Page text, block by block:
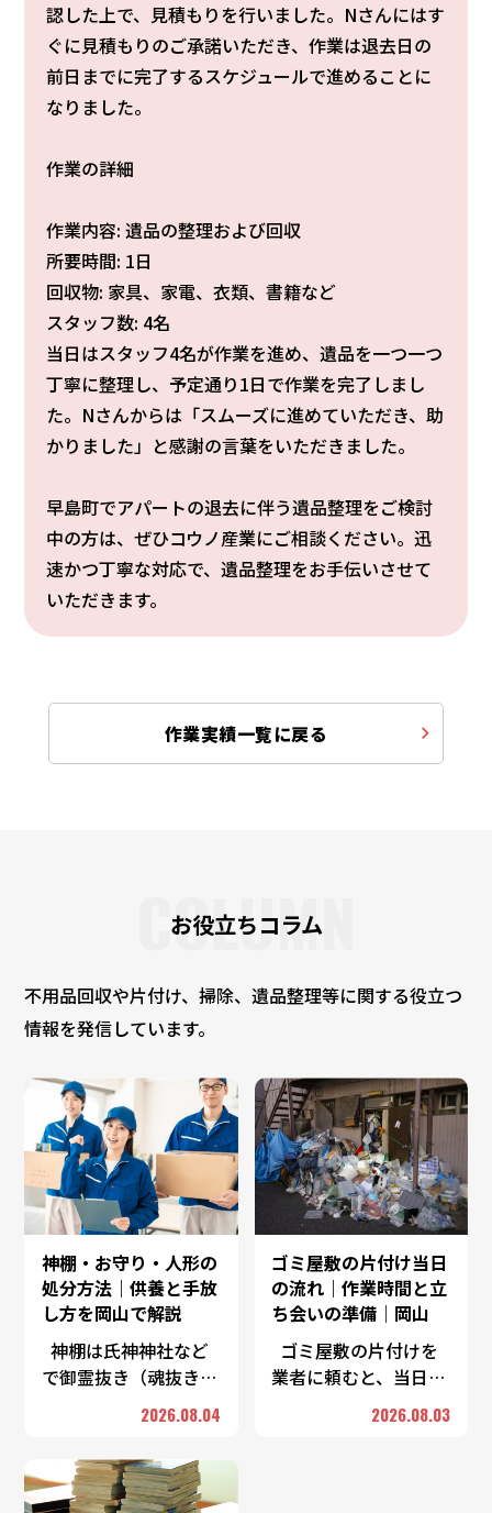
認した上で、見積もりを行いました。Nさんにはす
ぐに見積もりのご承諾いただき、作業は退去日の
前日までに完了するスケジュールで進めることに
なりました。
作業の詳細
作業内容: 遺品の整理および回収
所要時間: 1日
回収物: 家具、家電、衣類、書籍など
スタッフ数: 4名
当日はスタッフ4名が作業を進め、遺品を一つ一つ
丁寧に整理し、予定通り1日で作業を完了しまし
た。Nさんからは「スムーズに進めていただき、助
かりました」と感謝の言葉をいただきました。
早島町でアパートの退去に伴う遺品整理をご検討
中の方は、ぜひコウノ産業にご相談ください。迅
速かつ丁寧な対応で、遺品整理をお手伝いさせて
いただきます。
作業実績一覧に戻る
COLUMN
お役立ちコラム
不用品回収や片付け、掃除、遺品整理等に関する役立つ
情報を発信しています。
神棚・お守り・人形の
処分方法｜供養と手放
し方を岡山で解説
神棚は氏神神社など
で御霊抜き（魂抜き）
をしてもらってから手
放すのが一般的です。
お守りやお札は、授か
った神社仏閣の古札納
2026.08.04
ゴミ屋敷の片付け当日
の流れ｜作業時間と立
ち会いの準備｜岡山
ゴミ屋敷の片付けを
業者に頼むと、当日は
「仕分け→搬出→簡易
清掃→最終確認」とい
2026.08.03